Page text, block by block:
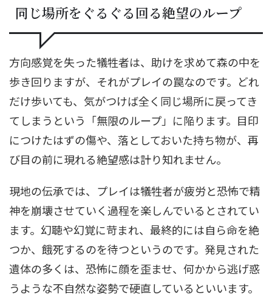
同じ場所をぐるぐる回る絶望のループ
方向感覚を失った犠牲者は、助けを求めて森の中を
歩き回りますが、それがプレイの罠なのです。どれ
だけ歩いても、気がつけば全く同じ場所に戻ってき
てしまうという「無限のループ」に陥ります。目印
につけたはずの傷や、落としておいた持ち物が、再
び目の前に現れる絶望感は計り知れません。
現地の伝承では、プレイは犠牲者が疲労と恐怖で精
神を崩壊させていく過程を楽しんでいるとされてい
ます。幻聴や幻覚に苛まれ、最終的には自ら命を絶
つか、餓死するのを待つというのです。発見された
遺体の多くは、恐怖に顔を歪ませ、何かから逃げ惑
うような不自然な姿勢で硬直しているといいます。